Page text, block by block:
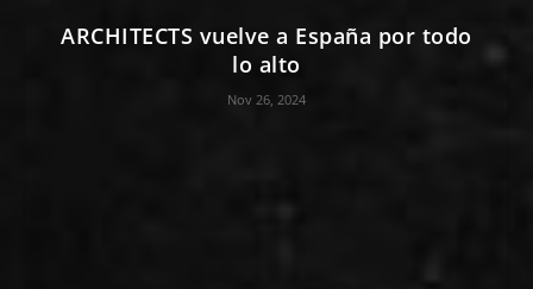
ARCHITECTS vuelve a España por todo
lo alto
Nov 26, 2024